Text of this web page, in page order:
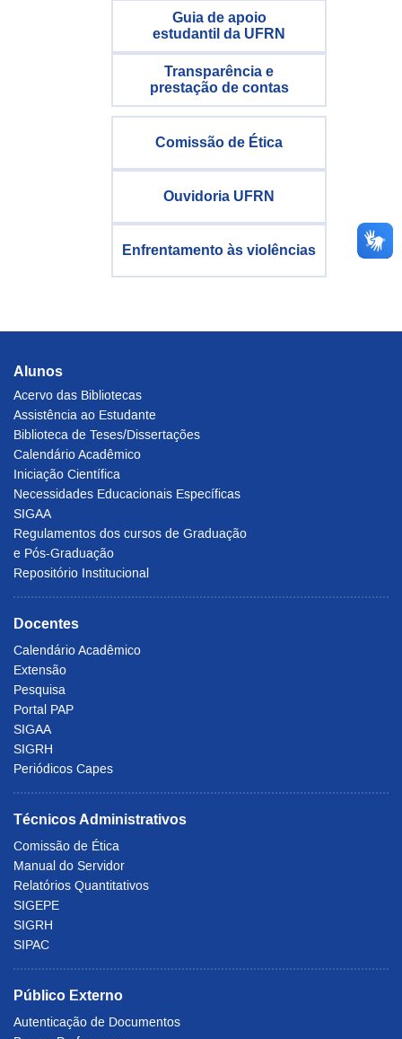
Guia de apoio
estudantil da UFRN
Transparência e
prestação de contas
Comissão de Ética
Ouvidoria UFRN
Enfrentamento às violências
Alunos
Acervo das Bibliotecas
Assistência ao Estudante
Biblioteca de Teses/Dissertações
Calendário Acadêmico
Iniciação Científica
Necessidades Educacionais Específicas
SIGAA
Regulamentos dos cursos de Graduação
e Pós-Graduação
Repositório Institucional
Docentes
Calendário Acadêmico
Extensão
Pesquisa
Portal PAP
SIGAA
SIGRH
Periódicos Capes
Técnicos Administrativos
Comissão de Ética
Manual do Servidor
Relatórios Quantitativos
SIGEPE
SIGRH
SIPAC
Público Externo
Autenticação de Documentos